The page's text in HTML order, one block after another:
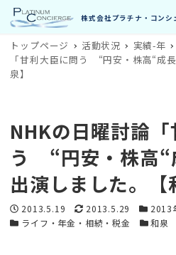
トップページ 活動状況 実績-年
「甘利大臣に問う “円安・株高“成
泉】
NHKの日曜討論
う “円安・株高“
出演しました。【
投稿日
2013.5.19 更新日
2013.5.29 カテゴリ
2013
カテゴリー
ライフ・年金・相続・税金 カテゴ
和泉